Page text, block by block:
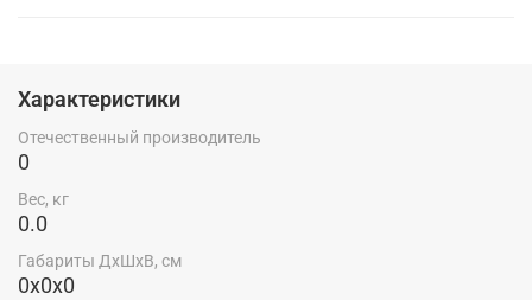
Характеристики
Отечественный производитель
0
Вес, кг
0.0
Габариты ДхШхВ, см
0x0x0